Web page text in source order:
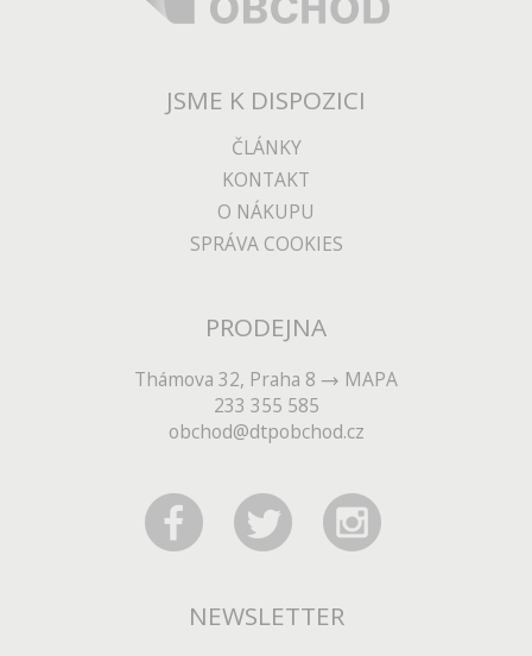
JSME K DISPOZICI
ČLÁNKY
KONTAKT
O NÁKUPU
SPRÁVA COOKIES
PRODEJNA
Thámova 32, Praha 8
MAPA
233 355 585
obchod@dtpobchod.cz
NEWSLETTER